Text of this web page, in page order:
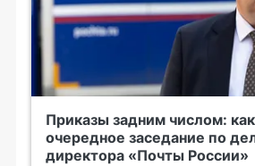
Приказы задним числом:
очередное заседание по
директора «Почты России»